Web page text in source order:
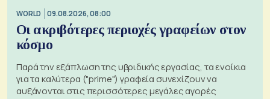
WORLD 09.08.2026, 08:00
Οι ακριβότερες περιοχές γραφείων στον
κόσμο
Παρά την εξάπλωση της υβριδικής εργασίας, τα ενοίκια
για τα καλύτερα ("prime") γραφεία συνεχίζουν να
αυξάνονται στις περισσότερες μεγάλες αγορές